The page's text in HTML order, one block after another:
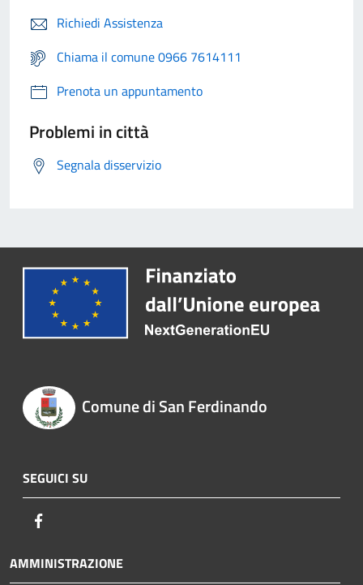
Richiedi Assistenza
Chiama il comune 0966 7614111
Prenota un appuntamento
Problemi in città
Segnala disservizio
Comune di San Ferdinando
SEGUICI SU
AMMINISTRAZIONE